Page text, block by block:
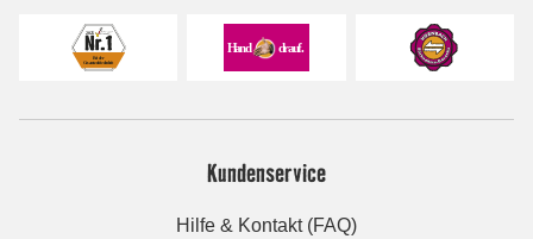
Kundenservice
Hilfe & Kontakt (FAQ)